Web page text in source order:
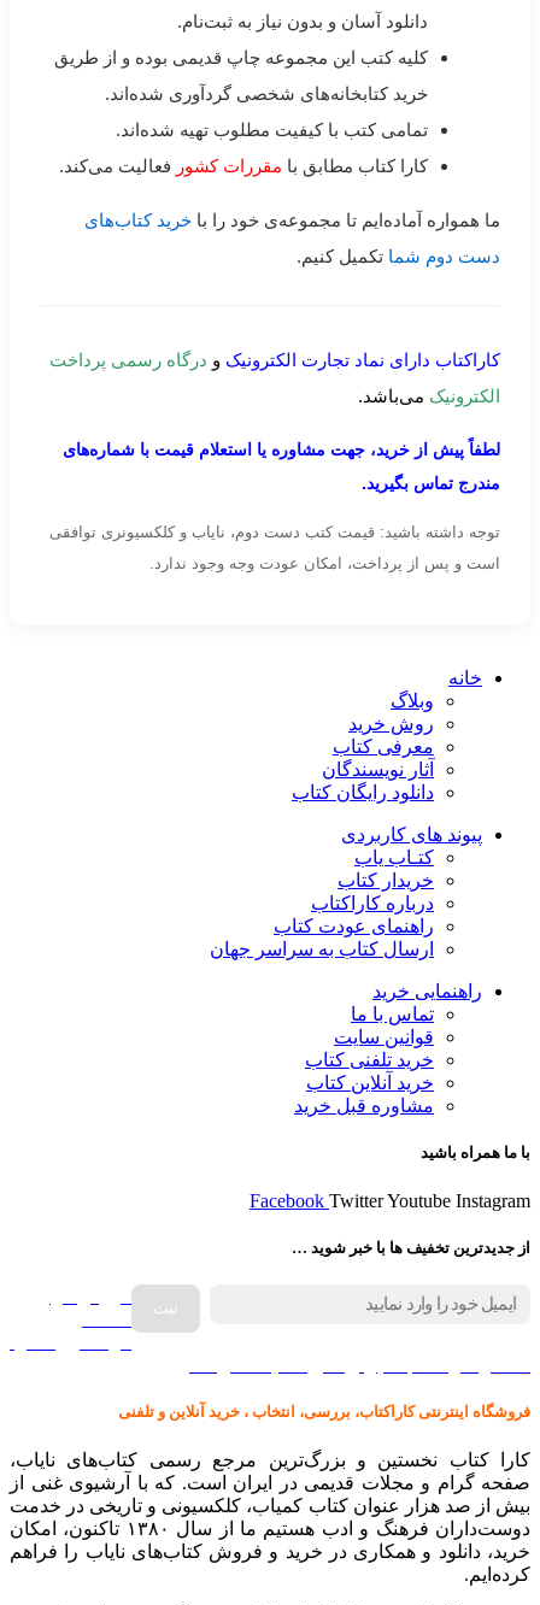
دانلود آسان و بدون نیاز به ثبت‌نام.
کلیه کتب این مجموعه چاپ قدیمی بوده و از طریق
خرید کتابخانه‌های شخصی گردآوری شده‌اند.
تمامی کتب با کیفیت مطلوب تهیه شده‌اند.
کارا کتاب مطابق با مقررات کشور فعالیت می‌کند.
ما همواره آماده‌ایم تا مجموعه‌ی خود را با خرید کتاب‌های
دست دوم شما تکمیل کنیم.
کاراکتاب دارای نماد تجارت الکترونیک و درگاه رسمی پرداخت
الکترونیک می‌باشد.
لطفاً پیش از خرید، جهت مشاوره یا استعلام قیمت با شماره‌های
مندرج تماس بگیرید.
توجه داشته باشید: قیمت کتب دست دوم، نایاب و کلکسیونری توافقی
است و پس از پرداخت، امکان عودت وجه وجود ندارد.
خانه
وبلاگ
روش خرید
معرفی کتاب
آثار نویسندگان
دانلود رایگان کتاب
پیوند های کاربردی
کتـاب یاب
خریدار کتاب
درباره کاراکتاب
راهنمای عودت کتاب
ارسال کتاب به سراسر جهان
راهنمایی خرید
تماس با ما
قوانین سایت
خرید تلفنی کتاب
خرید آنلاین کتاب
مشاوره قبل خرید
با ما همراه باشید
Facebook TwitterYoutube Instagram
از جدیدترین تخفیف ها با خبر شوید …
فروش انواع
فروشگاه اینترنتی کاراکتاب، بررسی، انتخاب ، خرید آنلاین و تلفنی
کارا کتاب نخستین و بزرگ‌ترین مرجع رسمی کتاب‌های نایاب،
صفحه گرام و مجلات قدیمی در ایران است. که با آرشیوی غنی از
بیش از صد هزار عنوان کتاب کمیاب، کلکسیونی و تاریخی در خدمت
دوست‌داران فرهنگ و ادب هستیم ما از سال ۱۳۸۰ تاکنون، امکان
خرید، دانلود و همکاری در خرید و فروش کتاب‌های نایاب را فراهم
کرده‌ایم.